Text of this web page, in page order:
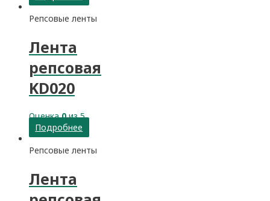
Репсовые ленты
Лента
репсовая
KD020
Оценка0из 5
Подробнее
Репсовые ленты
Лента